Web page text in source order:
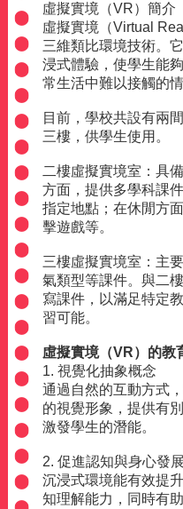
虛擬實境（VR）簡介
虛擬實境（Virtual
三維類比環境技術。
浸式體驗，使學生能
常生活中難以接觸的情
目前，學校共設有兩
三樓，供學生使用。
二樓虛擬實境室：具
方面，提供多學科課
指定地點；在休閒方
擊遊戲等。
三樓虛擬實境室：主
氣類型等課件。與二
寫課件，以滿足特定
習可能。
虛擬實境（VR）的教
1. 視覺化抽象概念
通過自然的互動方式
的視覺形象，提供有
激發學生的潛能。
2. 促進認知與身心發展
沉浸式環境能有效提
知理解能力，同時有